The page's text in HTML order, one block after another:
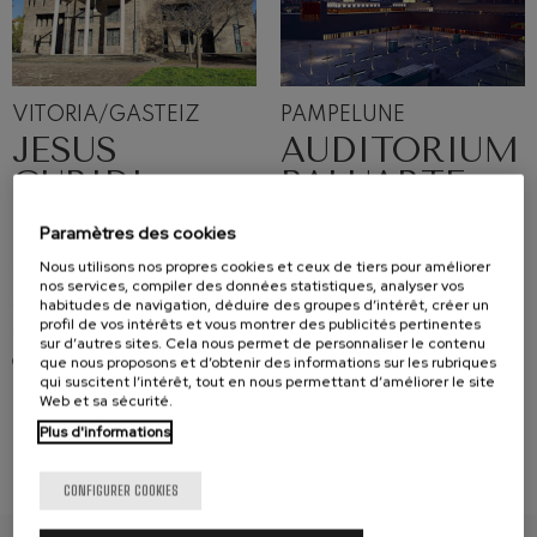
VITORIA/GASTEIZ
JESUS
GURIDI
Parque del
Conservatorio, Plaza
de la Constitución 9
01009 Vitoria/Gasteiz
Accès
PAMPELUNE
AUDITORIUM
BALUARTE
31002 Pamplona
Accès
Paramètres des cookies
Nous utilisons nos propres cookies et ceux de tiers pour améliorer
nos services, compiler des données statistiques, analyser vos
habitudes de navigation, déduire des groupes d’intérêt, créer un
profil de vos intérêts et vous montrer des publicités pertinentes
sur d’autres sites. Cela nous permet de personnaliser le contenu
que nous proposons et d’obtenir des informations sur les rubriques
qui suscitent l’intérêt, tout en nous permettant d’améliorer le site
Web et sa sécurité.
Plus d'informations
CONFIGURER COOKIES